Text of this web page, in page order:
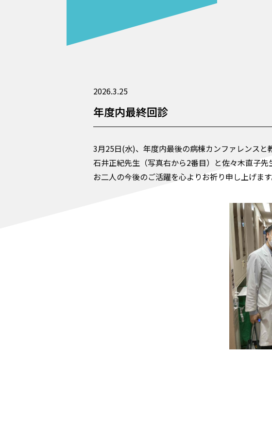
2026.3.25
年度内最終回診
3月25日(水)、 年度内最後の病棟カンファレンスと
石井正紀先生（写真右から2番目）と佐々木直子
お二人の今後のご活躍を心よりお祈り申し上げます